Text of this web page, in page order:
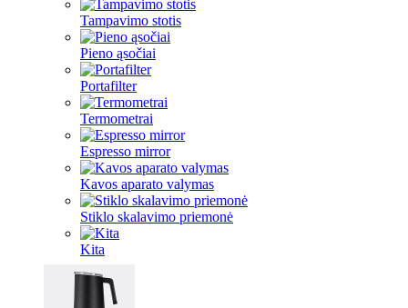
Tampavimo stotis
Pieno ąsočiai
Portafilter
Termometrai
Espresso mirror
Kavos aparato valymas
Stiklo skalavimo priemonė
Kita